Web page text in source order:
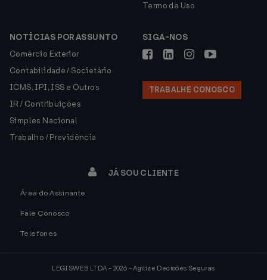
Termo de Uso
NOTÍCIAS POR ASSUNTO
Comércio Exterior
Contabilidade / Societário
ICMS, IPI, ISS e Outros
IR / Contribuições
Simples Nacional
Trabalho / Previdência
SIGA-NOS
TRABALHE CONOSCO
JÁ SOU CLIENTE
Área do Assinante
Fale Conosco
Telefones
LEGISWEB LTDA - 2026 - Agilize Decisões Seguras